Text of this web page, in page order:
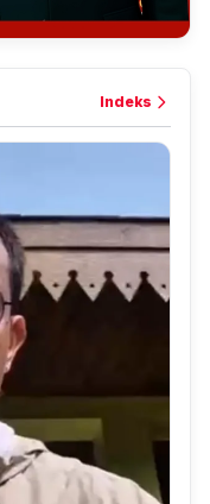
Indeks